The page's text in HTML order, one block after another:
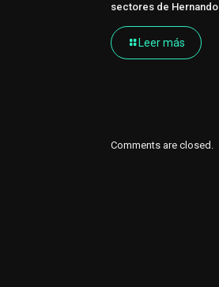
sectores de Hernando
Leer más
Comments are closed.